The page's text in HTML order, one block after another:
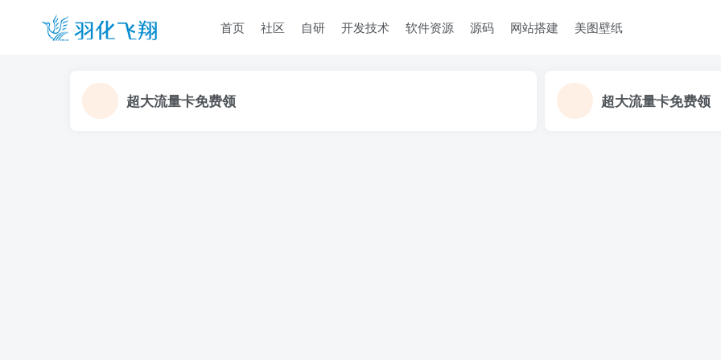
首页 社区 自研 开发技术 软件资源 源码 网站搭建 美图壁纸
超大流量卡免费领 超大流量卡免费领